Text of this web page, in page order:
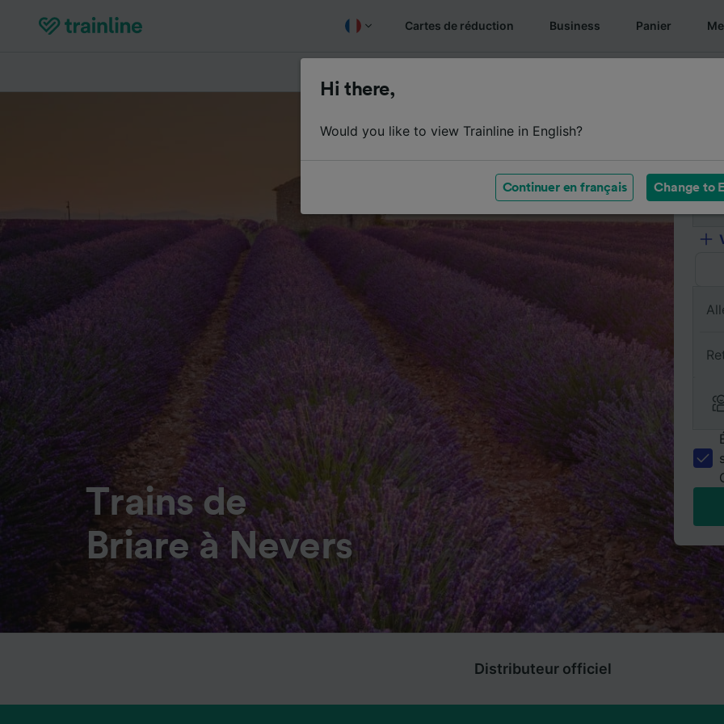
Cartes de réduction Business Panier
Trains de
Briare à Nevers
De
À
Distributeur officiel
Hi there,
Would you like to view Trainline in English?
Continuer en français Change to